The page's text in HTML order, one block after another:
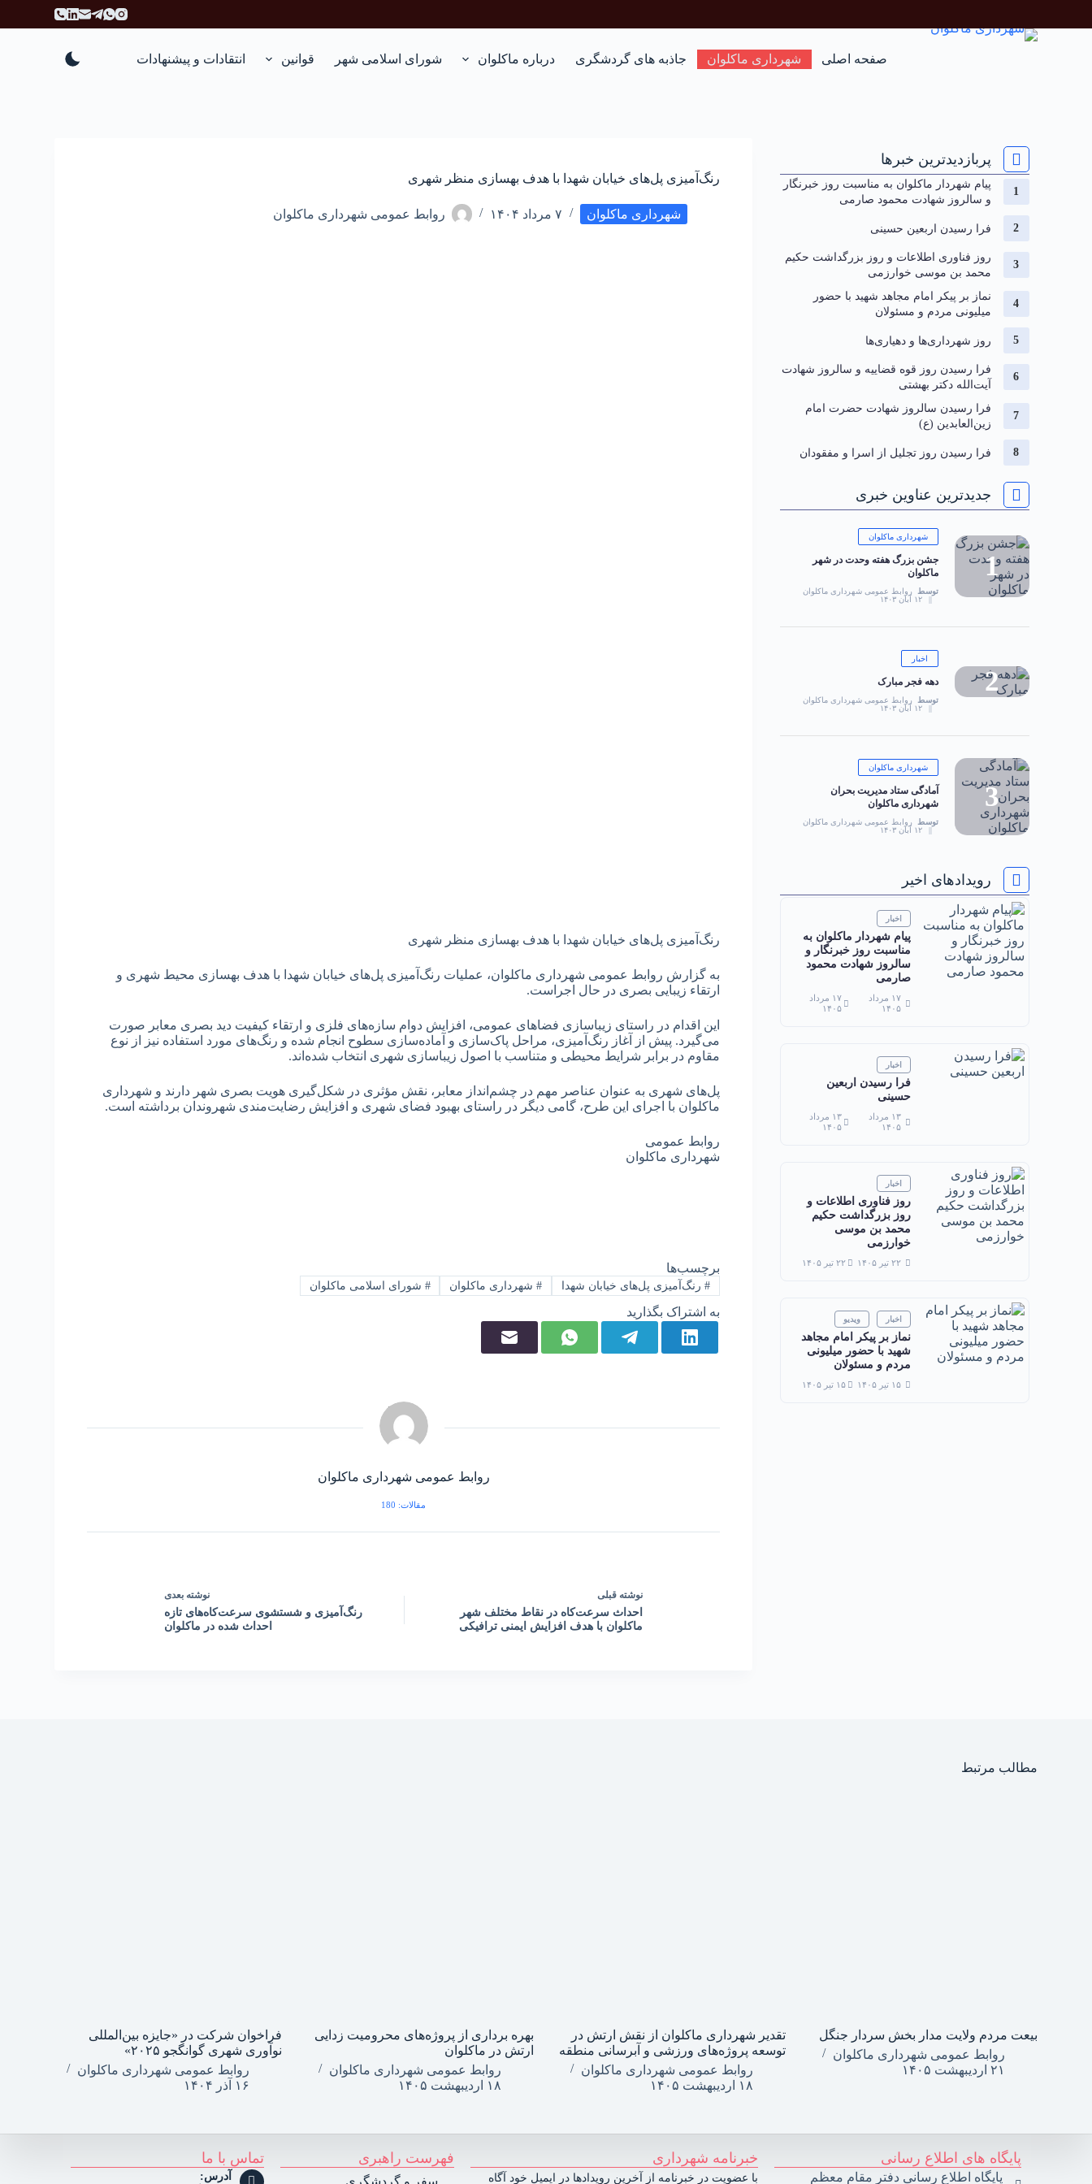
ر
صفحه اصلی شهرداری ماکلوان جاذبه های گردشگری درباره ماکلوان شورای اسلامی شهر قوانین انتقادات و پیشنهادات
رنگ‌آمیزی پل‌های خیابان شهدا با هدف بهسازی منظر شهری
شهرداری ماکلوان ۷ مرداد ۱۴۰۴ روابط عمومی شهرداری ماکلوان
رنگ‌آمیزی پل‌های خیابان شهدا با هدف بهسازی منظر شهری
به گزارش روابط عمومی شهرداری ماکلوان، عملیات رنگ‌آمیزی پل‌های خیابان شهدا با هدف بهسازی محیط شهری و
ارتقاء زیبایی بصری در حال اجراست.
این اقدام در راستای زیباسازی فضاهای عمومی، افزایش دوام سازه‌های فلزی و ارتقاء کیفیت دید بصری معابر صورت
می‌گیرد. پیش از آغاز رنگ‌آمیزی، مراحل پاک‌سازی و آماده‌سازی سطوح انجام شده و رنگ‌های مورد استفاده نیز از نوع
مقاوم در برابر شرایط محیطی و متناسب با اصول زیباسازی شهری انتخاب شده‌اند.
پل‌های شهری به عنوان عناصر مهم در چشم‌انداز معابر، نقش مؤثری در شکل‌گیری هویت بصری شهر دارند و شهرداری
ماکلوان با اجرای این طرح، گامی دیگر در راستای بهبود فضای شهری و افزایش رضایت‌مندی شهروندان برداشته است.
روابط عمومی
شهرداری ماکلوان
برچسب‌ها
#رنگ‌آمیزی پل‌های خیابان شهدا #شهرداری ماکلوان # شورای اسلامی ماکلوان
به اشتراک بگذارید
روابط عمومی شهرداری ماکلوان
مقالات: 180
نوشته قبلی
احداث سرعت‌کاه در نقاط مختلف شهر
ماکلوان با هدف افزایش ایمنی ترافیکی
نوشته بعدی
رنگ‌آمیزی و شستشوی سرعت‌کاه‌های تازه
احداث شده در ماکلوان
پربازدیدترین خبرها
پیام شهردار ماکلوان به مناسبت روز خبرنگار
و سالروز شهادت محمود صارمی
فرا رسیدن اربعین حسینی
روز فناوری اطلاعات و روز بزرگداشت حکیم
محمد بن موسی خوارزمی
نماز بر پیکر امام مجاهد شهید با حضور
میلیونی مردم و مسئولان
روز شهرداری‌ها و دهیاری‌ها
فرا رسیدن روز قوه قضاییه و سالروز شهادت
آیت‌الله دکتر بهشتی
فرا رسیدن سالروز شهادت حضرت امام
زین‌العابدین (ع)
فرا رسیدن روز تجلیل از اسرا و مفقودان
جدیدترین عناوین خبری
شهرداری ماکلوان
جشن بزرگ هفته وحدت در شهر
ماکلوان
توسط
روابط عمومی شهرداری ماکلوان
۱۲ آبان ۱۴۰۳
اخبار
دهه فجر مبارک
توسط
روابط عمومی شهرداری ماکلوان
۱۲ آبان ۱۴۰۳
شهرداری ماکلوان
آمادگی ستاد مدیریت بحران
شهرداری ماکلوان
توسط
روابط عمومی شهرداری ماکلوان
۱۲ آبان ۱۴۰۳
رویدادهای اخیر
اخبار
پیام شهردار ماکلوان به
مناسبت روز خبرنگار و
سالروز شهادت محمود
صارمی
۱۷ مرداد
۱۴۰۵
۱۷ مرداد
۱۴۰۵
اخبار
فرا رسیدن اربعین
حسینی
۱۳ مرداد
۱۴۰۵
۱۳ مرداد
۱۴۰۵
اخبار
روز فناوری اطلاعات و
روز بزرگداشت حکیم
محمد بن موسی
خوارزمی
۲۲ تیر ۱۴۰۵ ۲۲ تیر ۱۴۰۵
اخبار ویدیو
نماز بر پیکر امام مجاهد
شهید با حضور میلیونی
مردم و مسئولان
۱۵ تیر ۱۴۰۵ ۱۵ تیر ۱۴۰۵
مطالب مرتبط
بیعت مردم ولایت مدار بخش سردار جنگل
روابط عمومی شهرداری ماکلوان
۲۱ اردیبهشت ۱۴۰۵
تقدیر شهرداری ماکلوان از نقش ارتش در
توسعه پروژه‌های ورزشی و آبرسانی منطقه
روابط عمومی شهرداری ماکلوان
۱۸ اردیبهشت ۱۴۰۵
بهره برداری از پروژه‌های محرومیت زدایی
ارتش در ماکلوان
روابط عمومی شهرداری ماکلوان
۱۸ اردیبهشت ۱۴۰۵
فراخوان شرکت در «جایزه بین‌المللی
نوآوری شهری گوانگجو ۲۰۲۵»
روابط عمومی شهرداری ماکلوان
۱۶ آذر ۱۴۰۴
پایگاه های اطلاع رسانی
پایگاه اطلاع رسانی دفتر مقام معظم
خبرنامه شهرداری
با عضویت در خبرنامه از آخرین رویدادها در ایمیل خود آگاه
فهرست راهبری
سفر و گردشگری
تماس با ما
آدرس: